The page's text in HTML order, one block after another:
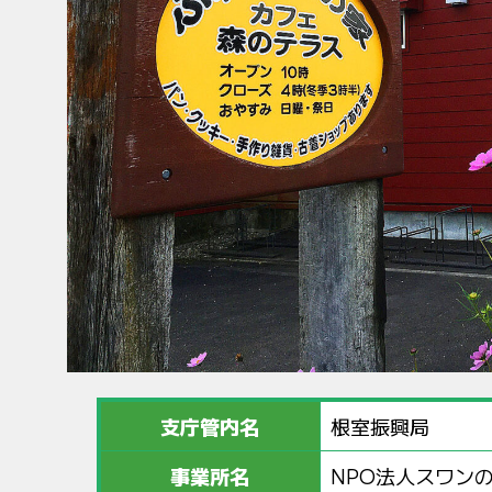
支庁管内名
根室振興局
事業所名
NPO法人スワン